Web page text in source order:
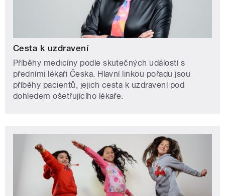
Cesta k uzdravení
Příběhy medicíny podle skutečných událostí s
předními lékaři Česka. Hlavní linkou pořadu jsou
příběhy pacientů, jejich cesta k uzdravení pod
dohledem ošetřujícího lékaře.